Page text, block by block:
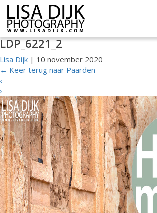
LDP_6221_2
Lisa Dijk | 10 november 2020
← Keer terug naar Paarden
‹
›